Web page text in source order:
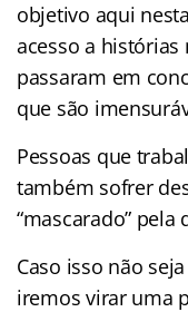
objetivo aqui
acesso a histórias
passaram em
que são
Pessoas que
também sofrer
“mascarado”
Caso isso não
iremos virar uma